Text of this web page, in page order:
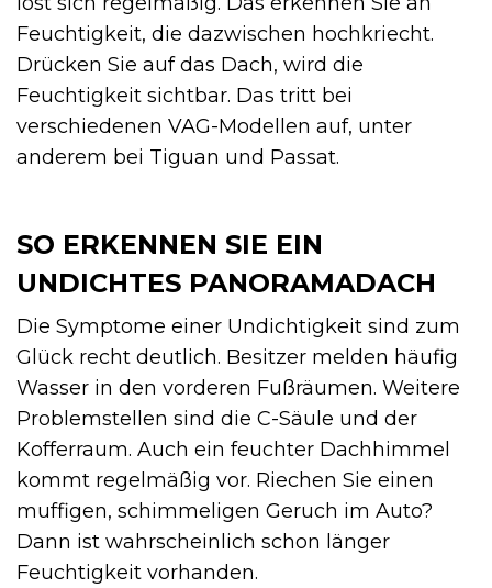
Feuchtigkeit, die dazwischen hochkriecht.
Drücken Sie auf das Dach, wird die
Feuchtigkeit sichtbar. Das tritt bei
verschiedenen VAG-Modellen auf, unter
anderem bei Tiguan und Passat.
SO ERKENNEN SIE EIN
UNDICHTES PANORAMADACH
Die Symptome einer Undichtigkeit sind zum
Glück recht deutlich. Besitzer melden häufig
Wasser in den vorderen Fußräumen. Weitere
Problemstellen sind die C-Säule und der
Kofferraum. Auch ein feuchter Dachhimmel
kommt regelmäßig vor. Riechen Sie einen
muffigen, schimmeligen Geruch im Auto?
Dann ist wahrscheinlich schon länger
Feuchtigkeit vorhanden.